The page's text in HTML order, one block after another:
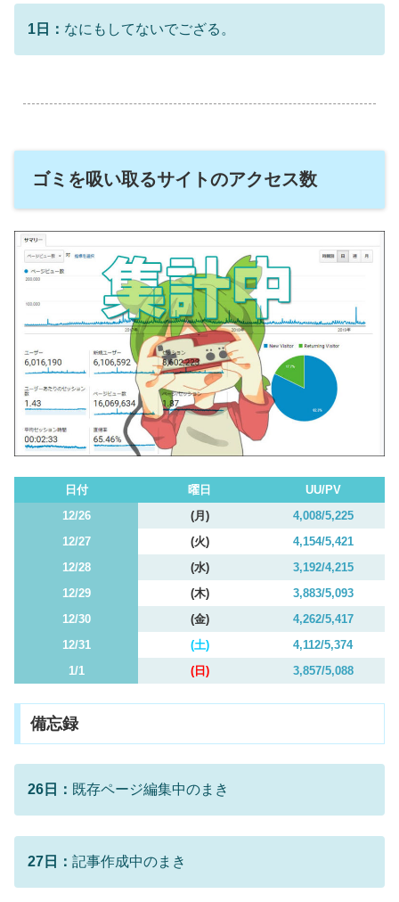
1日： なにもしてないでござる。
ゴミを吸い取るサイトのアクセス数
日付 曜日
UU/PV
12/26
(月)
4,008/5,225
12/27
(火)
4,154/5,421
12/28
(水)
3,192/4,215
12/29
(木)
3,883/5,093
12/30
(金)
4,262/5,417
12/31
(土)
4,112/5,374
1/1
(日) 3,857/5,088
備忘録
26日： 既存ページ編集中のまき
27日： 記事作成中のまき